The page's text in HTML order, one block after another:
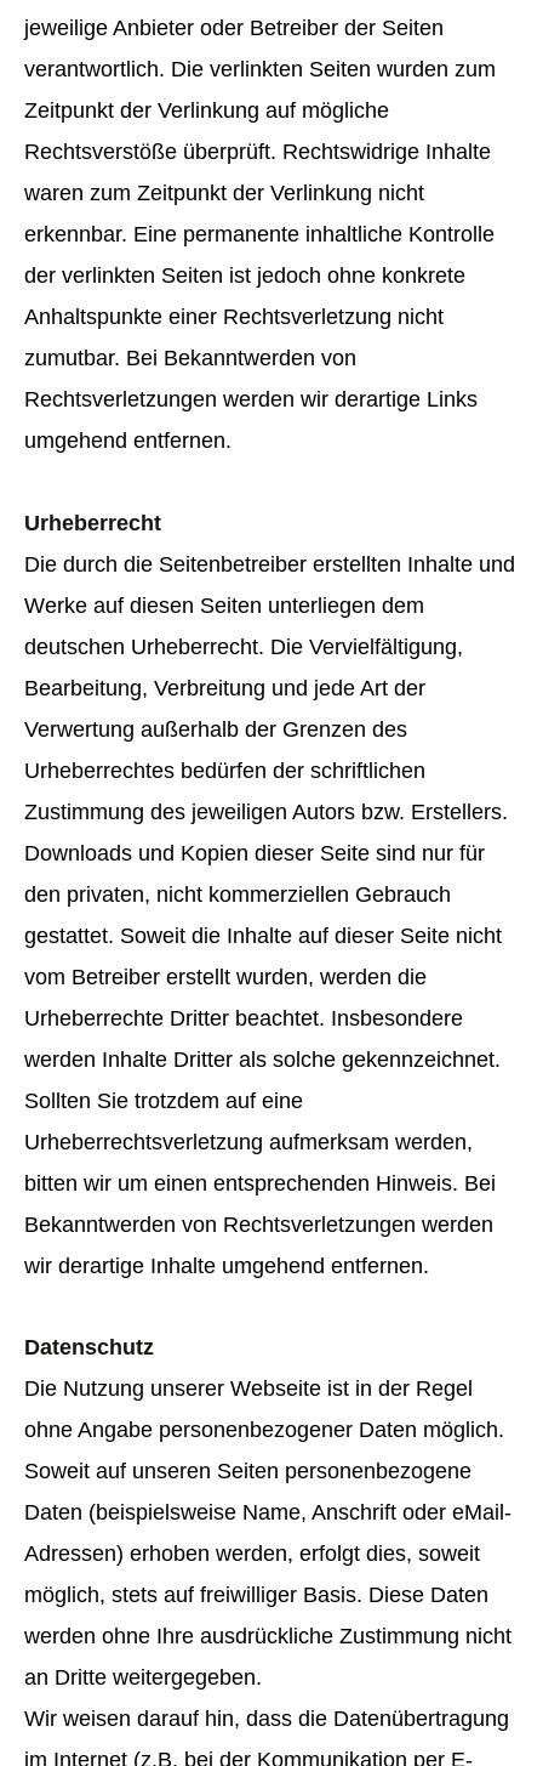
jeweilige Anbieter oder Betreiber der Seiten
verantwortlich. Die verlinkten Seiten wurden zum
Zeitpunkt der Verlinkung auf mögliche
Rechtsverstöße überprüft. Rechtswidrige Inhalte
waren zum Zeitpunkt der Verlinkung nicht
erkennbar. Eine permanente inhaltliche Kontrolle
der verlinkten Seiten ist jedoch ohne konkrete
Anhaltspunkte einer Rechtsverletzung nicht
zumutbar. Bei Bekanntwerden von
Rechtsverletzungen werden wir derartige Links
umgehend entfernen.
Urheberrecht
Die durch die Seitenbetreiber erstellten Inhalte und
Werke auf diesen Seiten unterliegen dem
deutschen Urheberrecht. Die Vervielfältigung,
Bearbeitung, Verbreitung und jede Art der
Verwertung außerhalb der Grenzen des
Urheberrechtes bedürfen der schriftlichen
Zustimmung des jeweiligen Autors bzw. Erstellers.
Downloads und Kopien dieser Seite sind nur für
den privaten, nicht kommerziellen Gebrauch
gestattet. Soweit die Inhalte auf dieser Seite nicht
vom Betreiber erstellt wurden, werden die
Urheberrechte Dritter beachtet. Insbesondere
werden Inhalte Dritter als solche gekennzeichnet.
Sollten Sie trotzdem auf eine
Urheberrechtsverletzung aufmerksam werden,
bitten wir um einen entsprechenden Hinweis. Bei
Bekanntwerden von Rechtsverletzungen werden
wir derartige Inhalte umgehend entfernen.
Datenschutz
Die Nutzung unserer Webseite ist in der Regel
ohne Angabe personenbezogener Daten möglich.
Soweit auf unseren Seiten personenbezogene
Daten (beispielsweise Name, Anschrift oder eMail-
Adressen) erhoben werden, erfolgt dies, soweit
möglich, stets auf freiwilliger Basis. Diese Daten
werden ohne Ihre ausdrückliche Zustimmung nicht
an Dritte weitergegeben.
Wir weisen darauf hin, dass die Datenübertragung
im Internet (z.B. bei der Kommunikation per E-